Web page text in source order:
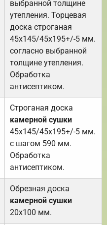
выбранной толщине
утепления. Торцевая
доска строганая
45х145/45х195+/-5 мм.
согласно выбранной
толщине утепления.
Обработка
антисептиком.
Строганая доска
камерной сушки
45х145/45х195+/-5 мм.
с шагом 590 мм.
Обработка
антисептиком.
Обрезная доска
камерной сушки
20х100 мм.